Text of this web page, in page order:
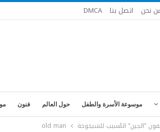
نحن اتصل بنا DMCA
موسوعة الأسرة والطفل حول العالم فنون
”الجين” المُسبب للشيخوخة old man